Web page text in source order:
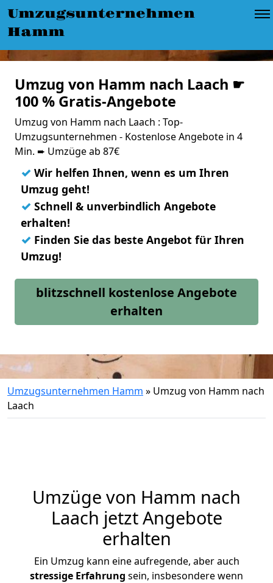
Umzugsunternehmen
Hamm
Umzug von Hamm nach Laach ☛
100 % Gratis-Angebote
Umzug von Hamm nach Laach : Top-
Umzugsunternehmen - Kostenlose Angebote in 4
Min. ➨ Umzüge ab 87€
✓ Wir helfen Ihnen, wenn es um Ihren
Umzug geht!
✓ Schnell & unverbindlich Angebote
erhalten!
✓ Finden Sie das beste Angebot für Ihren
Umzug!
blitzschnell kostenlose Angebote
erhalten
Umzugsunternehmen Hamm » Umzug von Hamm nach
Laach
Umzüge von Hamm nach
Laach jetzt Angebote
erhalten
Ein Umzug kann eine aufregende, aber auch
stressige Erfahrung sein, insbesondere wenn